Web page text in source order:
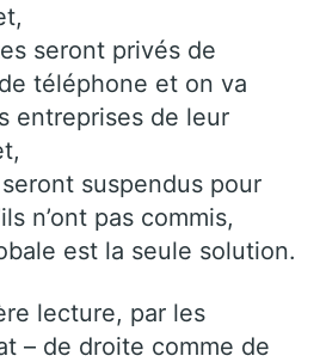
seront privés de
téléphone et on va
entreprises de leur
suspendus pour
n’ont pas commis,
est la seule solution.
lecture, par les
– de droite comme de